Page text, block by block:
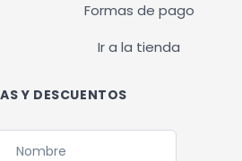
Formas de pago
Ir a la tienda
Y DESCUENTOS